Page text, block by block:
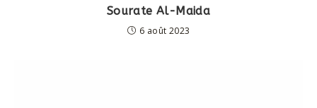
Sourate Al-Maida
6 août 2023